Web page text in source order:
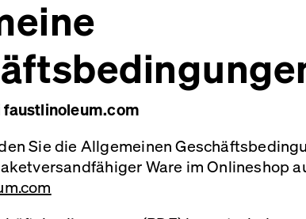
Sie die Allgemeinen
Ware im Onlineshop